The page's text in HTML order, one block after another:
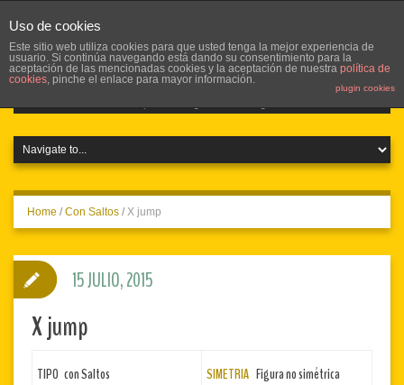
Home / Con Saltos / X jump
X jump
TIPO con Saltos SIMETRIA Figura no simétrica
15 JULIO, 2015
Uso de cookies
Este sitio web utiliza cookies para que usted tenga la mejor experiencia de
usuario. Si continúa navegando está dando su consentimiento para la
aceptación de las mencionadas cookies y la aceptación de nuestra política de
cookies, pinche el enlace para mayor información.
plugin cookies